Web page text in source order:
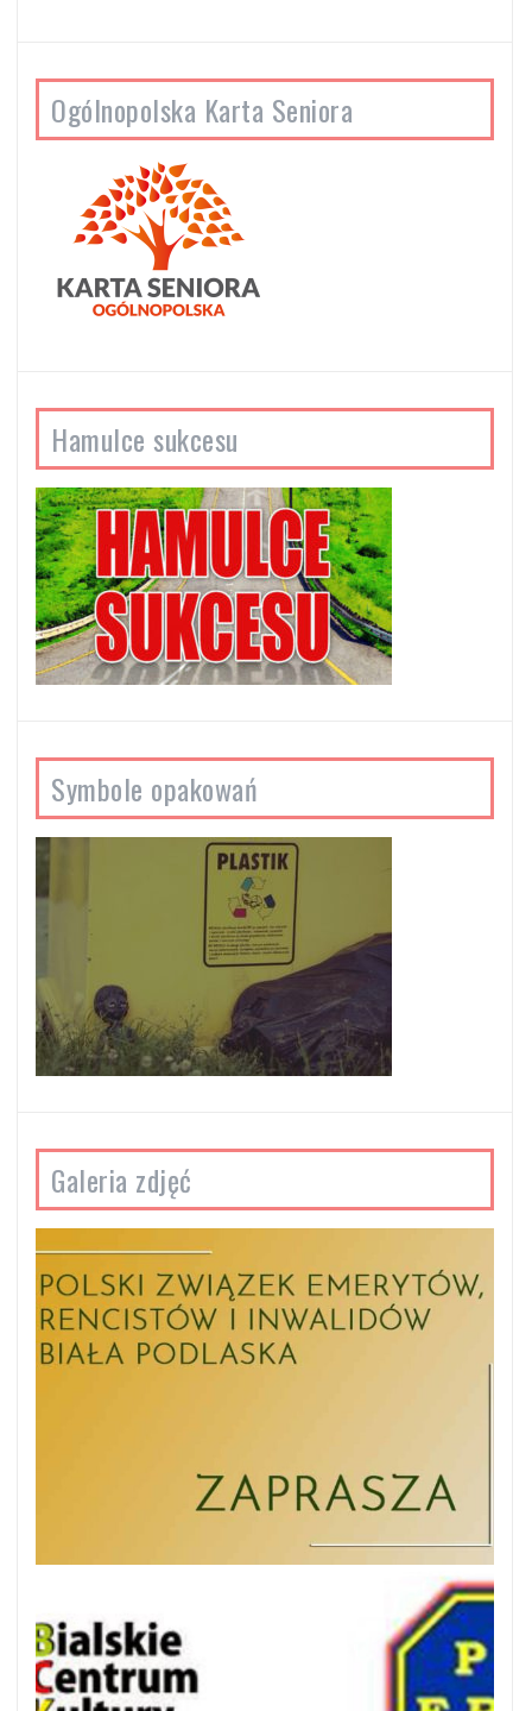
Ogólnopolska Karta Seniora
Hamulce sukcesu
Symbole opakowań
Galeria zdjęć